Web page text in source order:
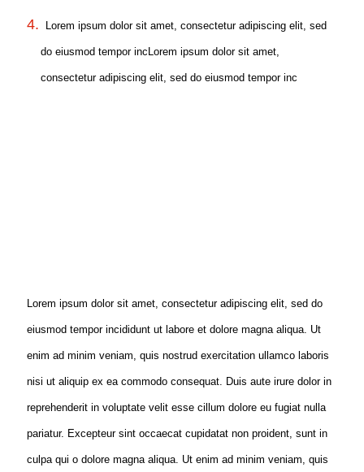
Lorem ipsum dolor sit amet, consectetur adipiscing elit, sed
do eiusmod tempor incLorem ipsum dolor sit amet,
consectetur adipiscing elit, sed do eiusmod tempor inc
Lorem ipsum dolor sit amet, consectetur adipiscing elit, sed do
eiusmod tempor incididunt ut labore et dolore magna aliqua. Ut
enim ad minim veniam, quis nostrud exercitation ullamco laboris
nisi ut aliquip ex ea commodo consequat. Duis aute irure dolor in
reprehenderit in voluptate velit esse cillum dolore eu fugiat nulla
pariatur. Excepteur sint occaecat cupidatat non proident, sunt in
culpa qui o dolore magna aliqua. Ut enim ad minim veniam, quis